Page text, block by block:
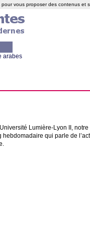
arabes
Lumière-Lyon
,
hebdomadaire qui parle de
vous proposer des contenus et